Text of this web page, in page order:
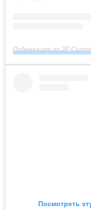
Публикация от JP
Посмотреть